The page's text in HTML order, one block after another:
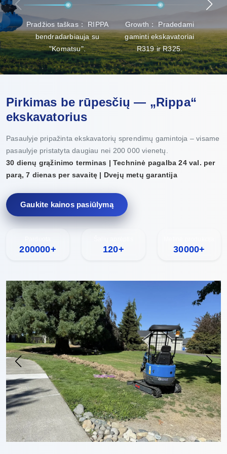
Pradžios taškas： RIPPA
bendradarbiauja su
"Komatsu".
Growth： Pradedami
gaminti ekskavatoriai
R319 ir R325.
Pirkimas be rūpesčių — „Rippa“
ekskavatorius
Pasaulyje pripažinta ekskavatorių sprendimų gamintoja – visame
pasaulyje pristatyta daugiau nei 200 000 vienetų.
30 dienų grąžinimo terminas | Techninė pagalba 24 val. per
parą, 7 dienas per savaitę | Dvejų metų garantija
Gaukite kainos pasiūlymą
200000+ 120+ 30000+